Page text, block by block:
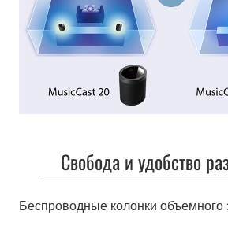
Свобода и удобство
Беспроводные колонки объемного